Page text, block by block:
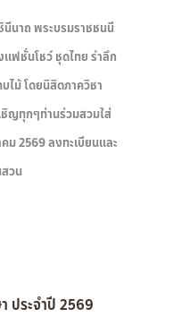
นีนาถ พระบรมราชชนนี
ฟชั่นโชว์ ชุดไทย รำลึก
ไม้ โดยนิสิตภาควิชา
ชิญทุกๆท่านร่วมสวมใส่
2569 ลงทะเบียนและ
วน
ประจำปี 2569